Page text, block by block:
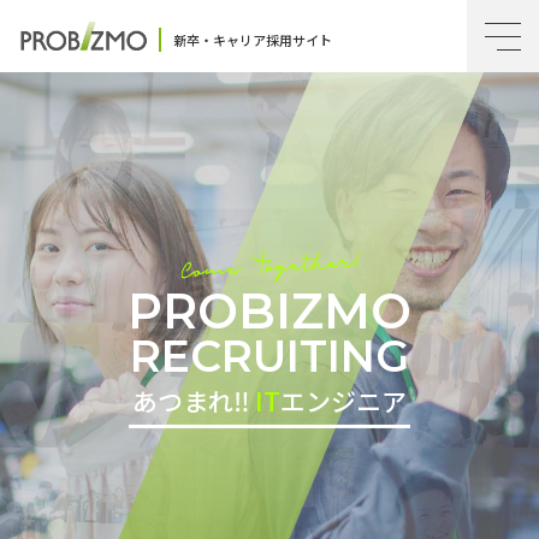
新卒・キャリア採用サイト
PROBIZMO
RECRUITING
あつまれ‼︎ ITエンジニア